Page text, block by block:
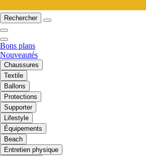
Rechercher
Bons plans
Nouveautés
Chaussures
Textile
Ballons
Protections
Supporter
Lifestyle
Équipements
Beach
Entretien physique